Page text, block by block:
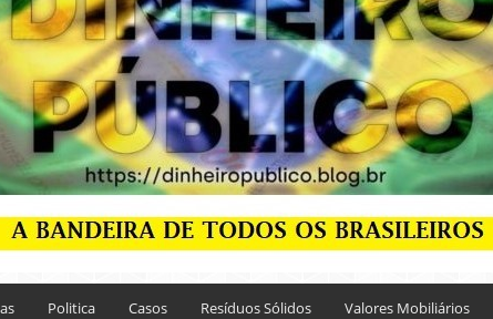
Politica Casos Resíduos Sólidos Valores Mobiliários